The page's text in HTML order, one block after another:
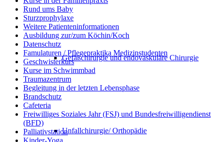
Gefäßchirurgie und endovaskuläre Chirurgie
Unfallchirurgie/ Orthopädie
Rund ums Baby
Sturzprophylaxe
Weitere Patienteninformationen
Ausbildung zur/zum Köchin/Koch
Datenschutz
Famulaturen / Pflegepraktika Medizinstudenten
Geschwisterkurs
Kurse im Schwimmbad
Traumazentrum
Begleitung in der letzten Lebensphase
Brandschutz
Cafeteria
Freiwilliges Soziales Jahr (FSJ) und Bundesfreiwilligendienst
(BFD)
Palliativstation